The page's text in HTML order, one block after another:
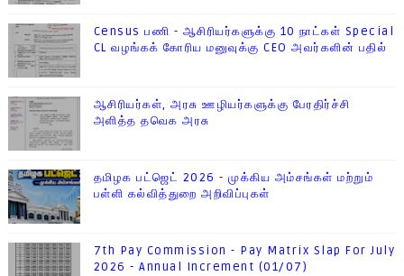
Census பணி - ஆசிரியர்களுக்கு 10 நாட்கள் Special
CL வழங்கக் கோரிய மனுவுக்கு CEO அவர்களின் பதில்
ஆசிரியர்கள், அரசு ஊழியர்களுக்கு பேரதிர்ச்சி
அளித்த தவெக அரசு
தமிழக பட்ஜெட் 2026 - முக்கிய அம்சங்கள் மற்றும்
பள்ளி கல்வித்துறை அறிவிப்புகள்
7th Pay Commission - Pay Matrix Slap For July
2026 - Annual Increment (01/07)